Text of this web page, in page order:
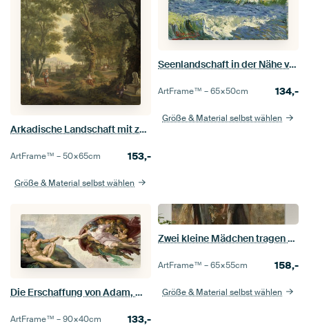
Arkadische Landschaft mit zwei Kinder an einem Brunnen, Jurrian Andrie
ArtFrame™ –50×65cm 153,-
Größe & Material selbst wählen
Seenlandschaft in der Nähe von Les Saintes-Maries-de-la-Mer - Vincent Van Gogh
ArtFrame™ –65×50cm 134,-
Größe & Material selbst wählen
Die Erschaffung von Adam, Michelangelo
ArtFrame™ –90×40cm 133,-
Zwei kleine Mädchen tragen einen Korb - Jozef Israels
ArtFrame™ –65×55cm 158,-
Größe & Material selbst wählen